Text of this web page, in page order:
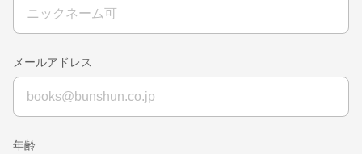
メールアドレス
年齢